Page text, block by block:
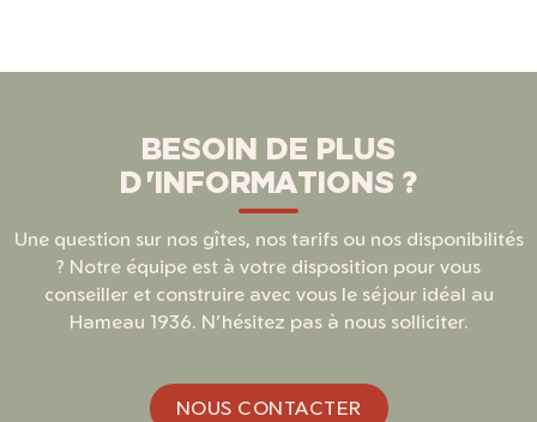
BESOIN DE PLUS
D'INFORMATIONS ?
Une question sur nos gîtes, nos tarifs ou nos disponibilités
? Notre équipe est à votre disposition pour vous
conseiller et construire avec vous le séjour idéal au
Hameau 1936. N'hésitez pas à nous solliciter.
NOUS CONTACTER